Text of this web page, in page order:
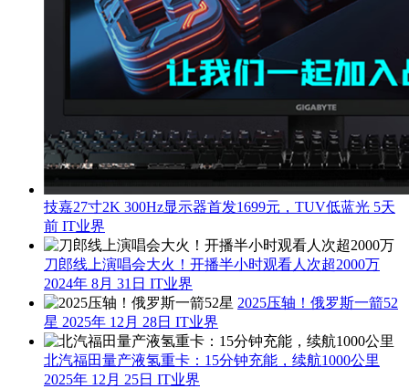
技嘉27寸2K 300Hz显示器首发1699元，TUV低蓝光 5天
前 IT业界
刀郎线上演唱会大火！开播半小时观看人次超2000万
2024年 8月 31日 IT业界
2025压轴！俄罗斯一箭52
星 2025年 12月 28日 IT业界
北汽福田量产液氢重卡：15分钟充能，续航1000公里
2025年 12月 25日 IT业界